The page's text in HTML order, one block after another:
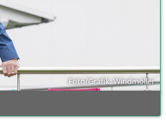
Foto/Grafik: Windmöller